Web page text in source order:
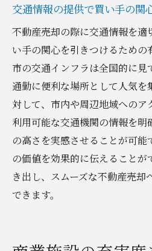
交通情報の提供で買い手の関
不動産売却の際に交通情報を適
い手の関心を引きつけるための
市の交通インフラは全国的に見
通勤に便利な場所として人気を
対して、市内や周辺地域へのア
利用可能な交通機関の情報を明
の高さを実感させることが可
の価値を効果的に伝えることが
き出し、スムーズな不動産売却
できます。